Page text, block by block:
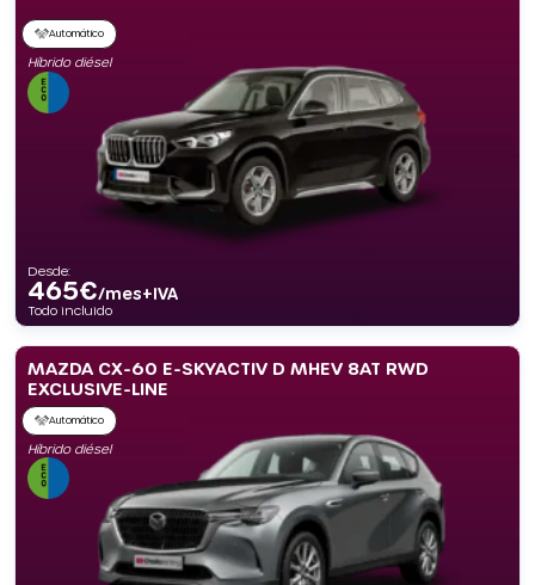
Automático
Híbrido diésel
Desde:
465€/mes+IVA
Todo incluido
MAZDA CX-60 E-SKYACTIV D MHEV 8AT RWD
EXCLUSIVE-LINE
Automático
Híbrido diésel